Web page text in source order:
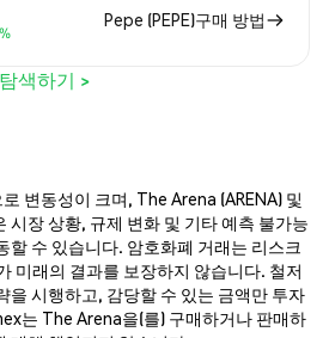
Pepe (PEPE)구매 방법
색하기 >
변동성이 크며, The Arena (ARENA) 및
시장 상황, 규제 변화 및 기타 예측 불가능
할 수 있습니다. 암호화폐 거래는 리스크
미래의 결과를 보장하지 않습니다. 철저
을 시행하고, 감당할 수 있는 금액만 투자
는 The Arena을(를) 구매하거나 판매하